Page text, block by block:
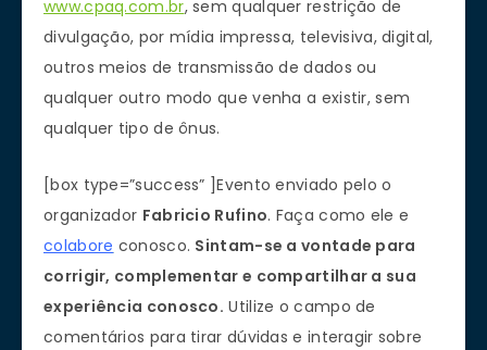
www.cpaq.com.br, sem qualquer restrição de
divulgação, por mídia impressa, televisiva, digital,
outros meios de transmissão de dados ou
qualquer outro modo que venha a existir, sem
qualquer tipo de ônus.
[box type=”success” ]Evento enviado pelo o
organizador Fabricio Rufino. Faça como ele e
colabore conosco. Sintam-se a vontade para
corrigir, complementar e compartilhar a sua
experiência conosco. Utilize o campo de
comentários para tirar dúvidas e interagir sobre